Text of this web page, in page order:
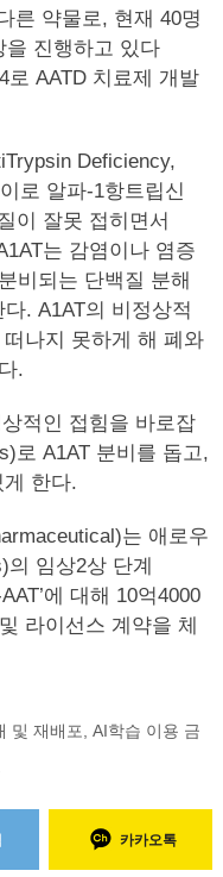
른 약물로, 현재 40명
을 진행하고 있다
로 AATD 치료제 개발
Deficiency,
로 알파-1항트립신
이 잘못 접히면서
는 감염이나 염증
비되는 단백질 분해
. A1AT의 비정상적
나지 못하게 해 폐와
.
적인 접힘을 바로잡
로 A1AT 분비를 돕고,
한다.
는 애로우
의 임상2상 단계
에 대해 10억4000
라이선스 계약을 체
및 재배포, AI학습 이용 금
카카오톡